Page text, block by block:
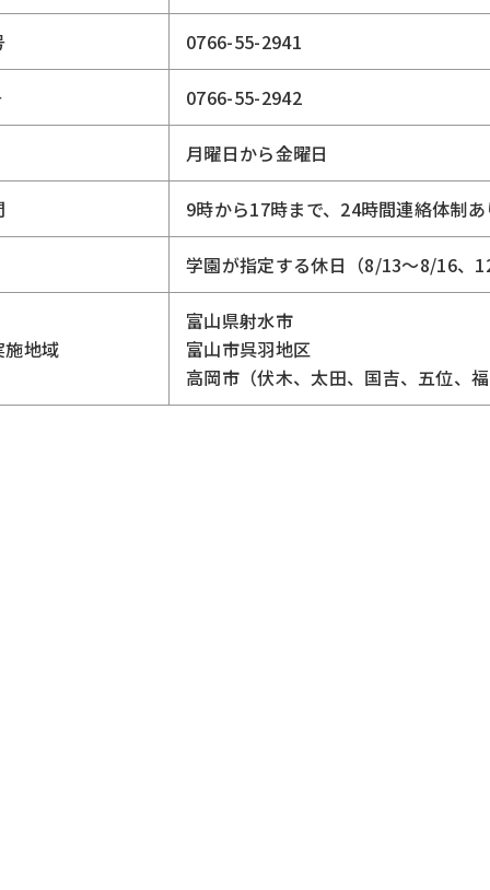
0766-55-2941
0766-55-2942
月曜日から金曜日
9時から17時まで、 24時間連絡体制
学園が指定する休日 （8/13〜8/16、
施地域
富山県射水市
富山市呉羽地区
高岡市（伏木、太田、国吉、五位、